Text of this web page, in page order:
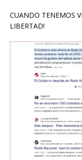
CUANDO TENEMOS
LIBERTAD!